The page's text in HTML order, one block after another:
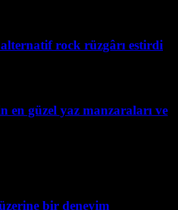
rock rüzgârı estirdi
en güzel yaz manzaraları ve
bir deneyim